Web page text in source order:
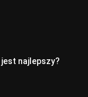
najlepszy?